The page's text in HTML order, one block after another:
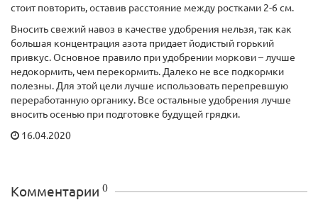
стоит повторить, оставив расстояние между ростками 2-6 см.
Вносить свежий навоз в качестве удобрения нельзя, так как
большая концентрация азота придает йодистый горький
привкус. Основное правило при удобрении моркови – лучше
недокормить, чем перекормить. Далеко не все подкормки
полезны. Для этой цели лучше использовать перепревшую
переработанную органику. Все остальные удобрения лучше
вносить осенью при подготовке будущей грядки.
16.04.2020
Комментарии 0